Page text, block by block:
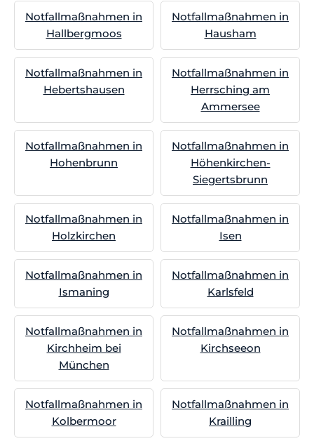
Notfallmaßnahmen in
Hallbergmoos
Notfallmaßnahmen in
Hausham
Notfallmaßnahmen in
Hebertshausen
Notfallmaßnahmen in
Herrsching am
Ammersee
Notfallmaßnahmen in
Hohenbrunn
Notfallmaßnahmen in
Höhenkirchen-
Siegertsbrunn
Notfallmaßnahmen in
Holzkirchen
Notfallmaßnahmen in
Isen
Notfallmaßnahmen in
Ismaning
Notfallmaßnahmen in
Karlsfeld
Notfallmaßnahmen in
Kirchheim bei
München
Notfallmaßnahmen in
Kirchseeon
Notfallmaßnahmen in
Kolbermoor
Notfallmaßnahmen in
Krailling